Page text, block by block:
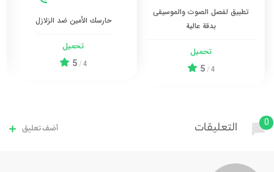
تطبيق لفصل الصوت والموسيقى
بدقة عالية
تحميل
5
حارسك الأمين ضد الزلازل
تحميل
5
التعليقات أضف تعليق